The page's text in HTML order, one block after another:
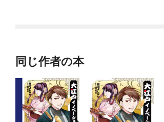
同じ作者の本